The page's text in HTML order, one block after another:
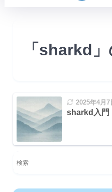
らの接続
「sharkd
2025年4月7
sharkd入門